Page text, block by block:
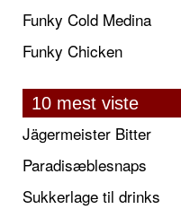
Funky Cold Medina
Funky Chicken
10 mest viste
Jägermeister Bitter
Paradisæblesnaps
Sukkerlage til drinks